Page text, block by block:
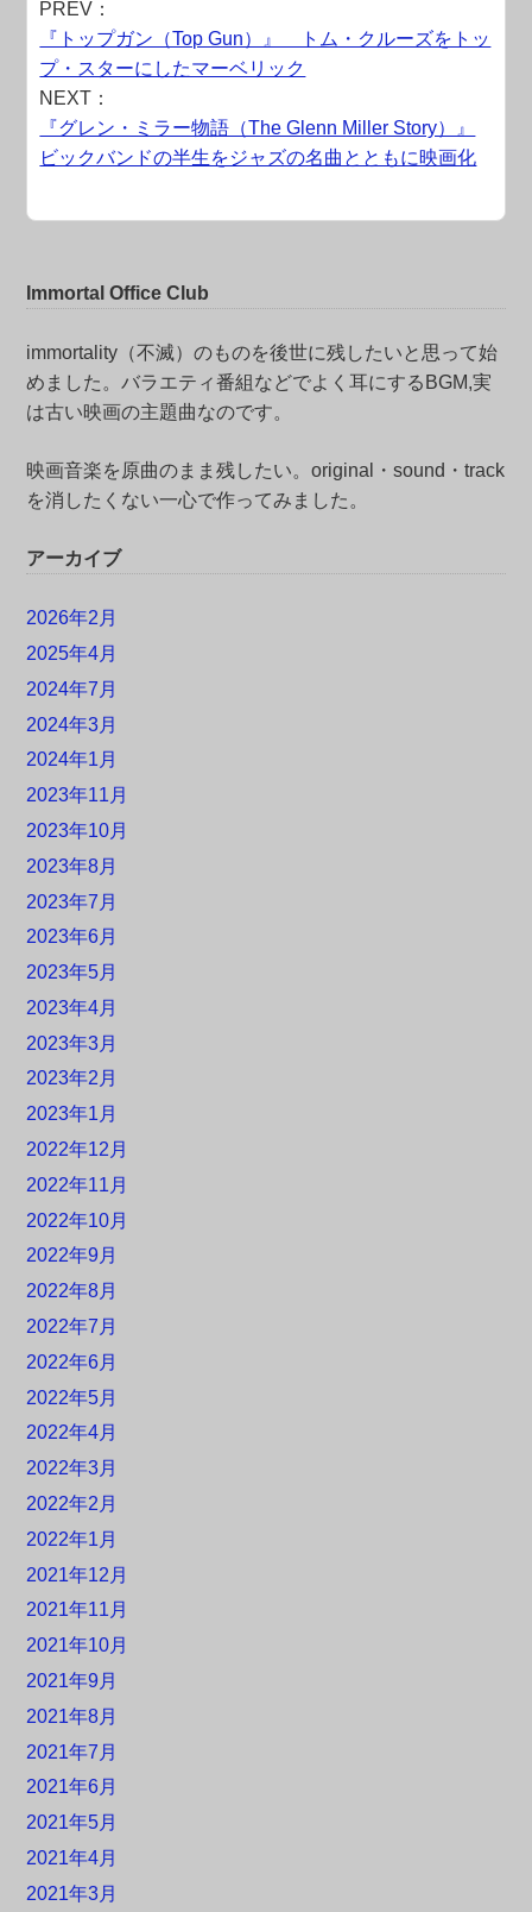
PREV：
『トップガン（Top Gun）』 トム・クルーズをトッ
プ・スターにしたマーベリック
NEXT：
『グレン・ミラー物語（The Glenn Miller Story）』
ビックバンドの半生をジャズの名曲とともに映画化
Immortal Office Club
immortality（不滅）のものを後世に残したいと思って始
めました。バラエティ番組などでよく耳にするBGM,実
は古い映画の主題曲なのです。
映画音楽を原曲のまま残したい。original・sound・track
を消したくない一心で作ってみました。
アーカイブ
2026年2月
2025年4月
2024年7月
2024年3月
2024年1月
2023年11月
2023年10月
2023年8月
2023年7月
2023年6月
2023年5月
2023年4月
2023年3月
2023年2月
2023年1月
2022年12月
2022年11月
2022年10月
2022年9月
2022年8月
2022年7月
2022年6月
2022年5月
2022年4月
2022年3月
2022年2月
2022年1月
2021年12月
2021年11月
2021年10月
2021年9月
2021年8月
2021年7月
2021年6月
2021年5月
2021年4月
2021年3月